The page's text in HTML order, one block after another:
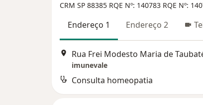
CRM SP 88385 RQE Nº: 140783 RQE Nº:
Endereço 1 Endereço 2
imunevale
Consulta homeopatia